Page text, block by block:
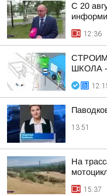
С 20
12:36
ШКОЛА
13:51
На
15:37